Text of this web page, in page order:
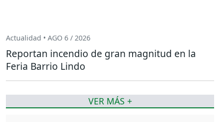
Actualidad • AGO 6 / 2026
Reportan incendio de gran magnitud en la
Feria Barrio Lindo
VER MÁS +